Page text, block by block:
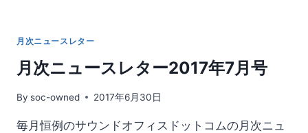
月次ニュースレター
月次ニュースレター2017年7月号
By soc-owned 2017年6月30日
毎月恒例のサウンドオフィスドットコムの月次ニュ